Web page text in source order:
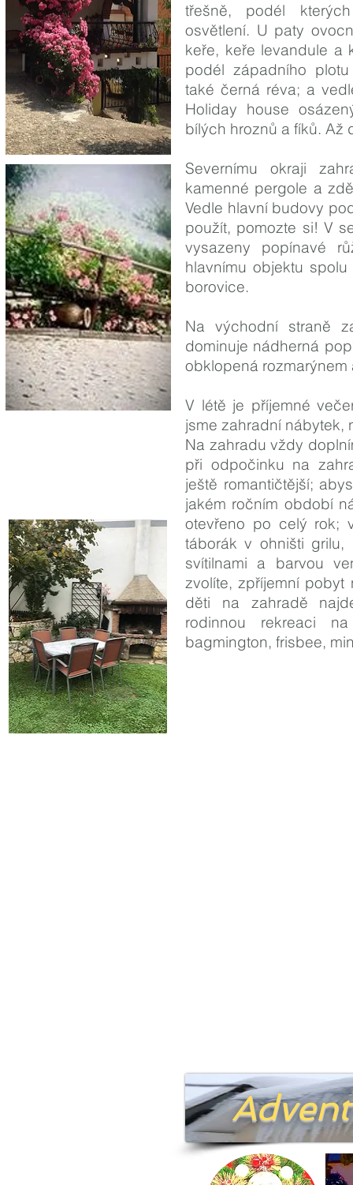
třešně, podél
osvětlení. U paty
keře, keře levandule a
podél západního
také černá réva; a
Holiday house
bílých hroznů a fíků. Až
Severnímu okraji
kamenné pergole a
Vedle hlavní budovy
použít, pomozte si! V
vysazeny popínavé
hlavnímu objektu
borovice.
Na východní straně
dominuje nádherná
obklopená
V létě je příjemné
jsme zahradní nábytek,
Na zahradu vždy
při odpočinku na
ještě romantičtější;
jakém ročním období
otevřeno po celý rok;
táborák v ohništi grilu,
svítilnami a barvou
zvolíte, zpříjemní
děti na zahradě
rodinnou rekreaci
bagmington, frisbee,